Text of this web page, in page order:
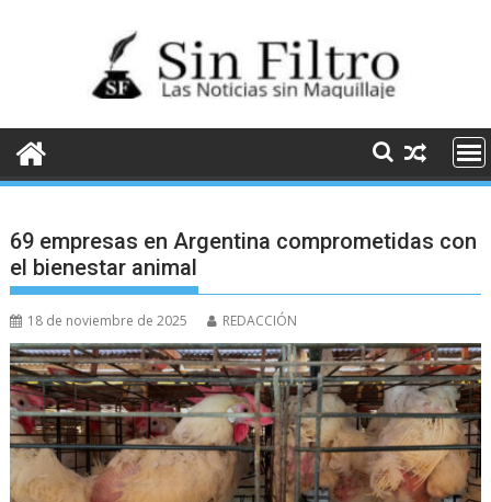
69 empresas en Argentina comprometidas con
el bienestar animal
18 de noviembre de 2025 REDACCIÓN